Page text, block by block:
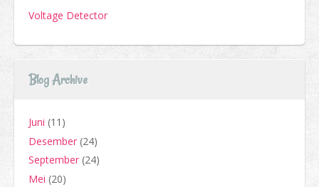
Voltage Detector
Blog Archive
Juni (11)
Desember (24)
September (24)
Mei (20)